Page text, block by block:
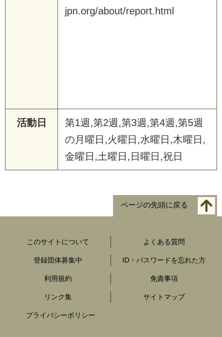
jpn.org/about/report.html
活動日
第1週,第2週,第3週,第4週,第5週
の月曜日,火曜日,水曜日,木曜日,
金曜日,土曜日,日曜日,祝日
ページの先頭に戻る
このサイトについて よくある質問
登録団体募集中 ID・パスワードを忘れた方
利用規約 免責事項
リンク集 サイトマップ
プライバシーポリシー